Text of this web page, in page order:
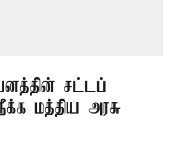
சட்டப்
மத்திய அரசு